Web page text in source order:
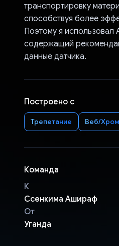
транспортировку
способствуя более
Поэтому я использовал
содержащий
данные датчика.
Построено с
Трепетание Веб/Хром
Команда
К
Ссенкима Ашираф
От
Уганда